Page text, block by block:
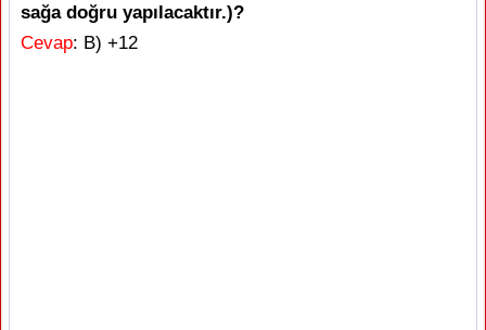
sağa doğru yapılacaktır.)?
Cevap: B) +12